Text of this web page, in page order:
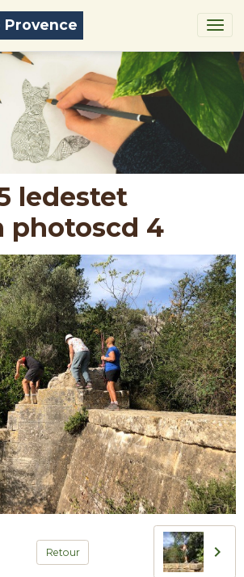
Provence
ledestet
photoscd 4
Retour